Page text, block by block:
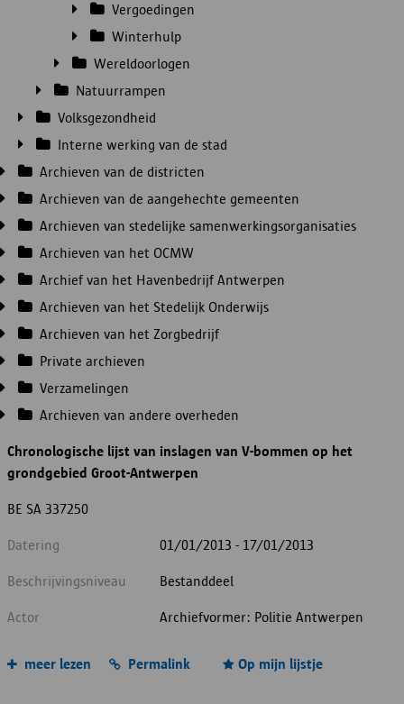
Vergoedingen
Winterhulp
Wereldoorlogen
Natuurrampen
Volksgezondheid
Interne werking van de stad
Archieven van de districten
Archieven van de aangehechte gemeenten
Archieven van stedelijke samenwerkingsorganisaties
Archieven van het OCMW
Archief van het Havenbedrijf Antwerpen
Archieven van het Stedelijk Onderwijs
Archieven van het Zorgbedrijf
Private archieven
Verzamelingen
Archieven van andere overheden
Chronologische lijst van inslagen van V-bommen op het
grondgebied Groot-Antwerpen
BE SA 337250
Datering 01/01/2013 - 17/01/2013
Beschrijvingsniveau Bestanddeel
Actor Archiefvormer: Politie Antwerpen
meer lezen Permalink Op mijn lijstje